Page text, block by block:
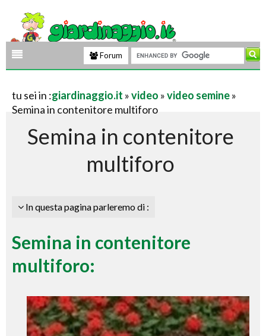
Forum
tu sei in :giardinaggio.it »video »video semine»
Semina in contenitore multiforo
Semina in contenitore
multiforo
In questa pagina parleremo di :
Semina in contenitore
multiforo: